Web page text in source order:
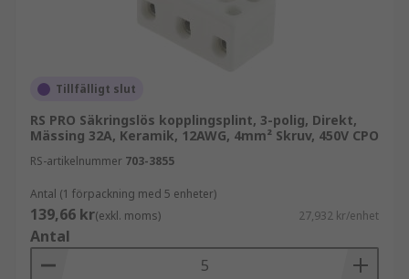
Tillfälligt slut
RS PRO Säkringslös kopplingsplint, 3-polig, Direkt,
Mässing 32A, Keramik, 12AWG, 4mm² Skruv, 450V CPO
RS-artikelnummer 703-3855
Antal (1 förpackning med 5 enheter)
139,66 kr(exkl. moms) 27,932 kr/enhet
Antal